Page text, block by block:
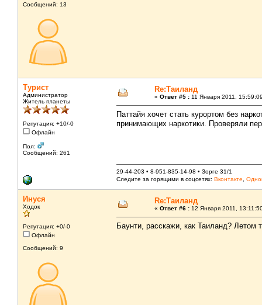
Сообщений: 13
Турист
Администратор
Житель планеты
Репутация: +10/-0
Офлайн
Пол:
Сообщений: 261
Re:Таиланд
« Ответ #5 : 11 Января 2011,
Паттайя хочет стать курортом без
принимающих наркотики. Проверяли
29-44-203 • 8-951-835-14-98 • Зорге 31/1
Следите за горящими в соцсетях: Вконтакте
Инуся
Ходок
Репутация: +0/-0
Офлайн
Сообщений: 9
Re:Таиланд
« Ответ #6 : 12 Января 2011,
Баунти, расскажи, как Таиланд?